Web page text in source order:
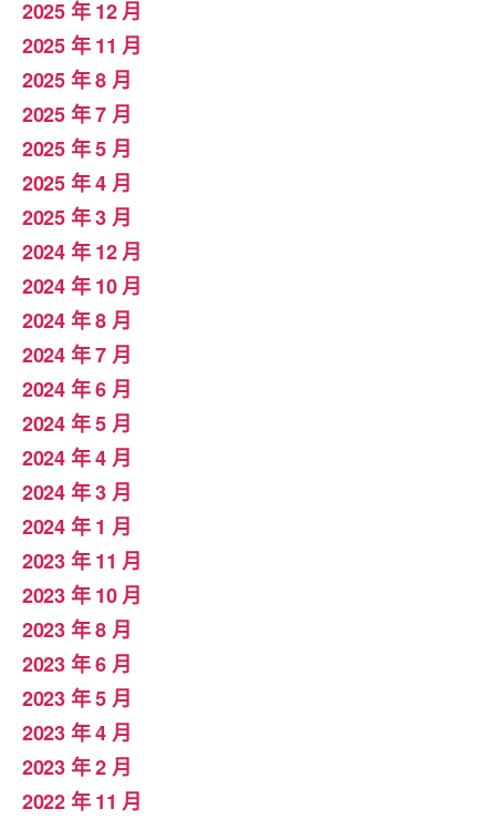
2025 年 12 月
2025 年 11 月
2025 年 8 月
2025 年 7 月
2025 年 5 月
2025 年 4 月
2025 年 3 月
2024 年 12 月
2024 年 10 月
2024 年 8 月
2024 年 7 月
2024 年 6 月
2024 年 5 月
2024 年 4 月
2024 年 3 月
2024 年 1 月
2023 年 11 月
2023 年 10 月
2023 年 8 月
2023 年 6 月
2023 年 5 月
2023 年 4 月
2023 年 2 月
2022 年 11 月